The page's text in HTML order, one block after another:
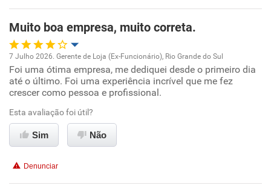
Muito boa empresa, muito correta.
Oportunidade de promoção
Ambiente de trabalho
Conciliação com a vida familiar
7 Julho 2026. Gerente de Loja (Ex-Funcionário), Rio Grande do Sul
Foi uma ótima empresa, me dediquei desde o primeiro dia
até o último. Foi uma experiência incrível que me fez
crescer como pessoa e profissional.
Esta avaliação foi útil?
Sim Não
Denunciar